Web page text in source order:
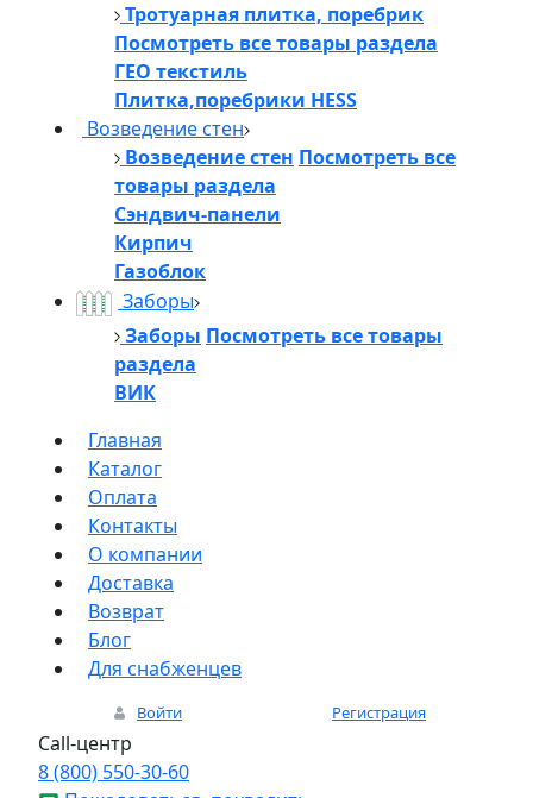
Тротуарная плитка, поребрик
Посмотреть все товары раздела
ГЕО текстиль
Плитка,поребрики HESS
Возведение стен
Возведение стен Посмотреть все
товары раздела
Сэндвич-панели
Кирпич
Газоблок
Заборы
Заборы Посмотреть все товары
раздела
ВИК
Главная
Каталог
Оплата
Контакты
О компании
Доставка
Возврат
Блог
Для снабженцев
Войти Регистрация
Call-центр
8 (800) 550-30-60